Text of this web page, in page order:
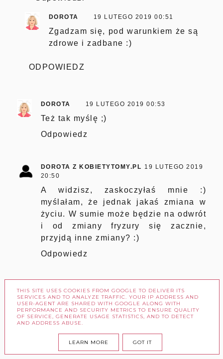
DOROTA 19 LUTEGO 2019 00:51
Zgadzam się, pod warunkiem że są
zdrowe i zadbane :)
ODPOWIEDZ
DOROTA 19 LUTEGO 2019 00:53
Też tak myślę ;)
Odpowiedz
DOROTA Z KOBIETYTOMY.PL 19 LUTEGO 2019
20:50
A widzisz, zaskoczyłaś mnie :)
myślałam, że jednak jakaś zmiana w
życiu. W sumie może będzie na odwrót
i od zmiany fryzury się zacznie,
przyjdą inne zmiany? :)
Odpowiedz
Każdorazowo po wizycie u fryzjera,
która wiąże się z jakimś cięciem
ruszam ze wzmożoną pielęgnacją, a
później gdzieś mi się to rozmywa.. ale
THIS SITE USES COOKIES FROM GOOGLE TO DELIVER ITS
SERVICES AND TO ANALYZE TRAFFIC. YOUR IP ADDRESS AND
USER-AGENT ARE SHARED WITH GOOGLE ALONG WITH
PERFORMANCE AND SECURITY METRICS TO ENSURE QUALITY
OF SERVICE, GENERATE USAGE STATISTICS, AND TO DETECT
AND ADDRESS ABUSE.
LEARN MORE GOT IT